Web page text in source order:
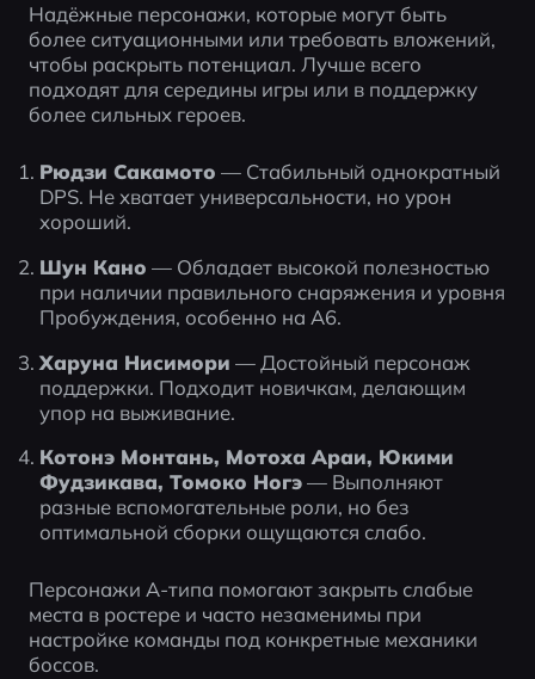
Надёжные персонажи, которые могут быть
более ситуационными или требовать вложений,
чтобы раскрыть потенциал. Лучше всего
подходят для середины игры или в поддержку
более сильных героев.
Рюдзи Сакамото — Стабильный однократный
DPS. Не хватает универсальности, но урон
хороший.
Шун Кано — Обладает высокой полезностью
при наличии правильного снаряжения и уровня
Пробуждения, особенно на A6.
Харуна Нисимори — Достойный персонаж
поддержки. Подходит новичкам, делающим
упор на выживание.
Котонэ Монтань, Мотоха Араи, Юкими
Фудзикава, Томоко Ногэ — Выполняют
разные вспомогательные роли, но без
оптимальной сборки ощущаются слабо.
Персонажи A-типа помогают закрыть слабые
места в ростере и часто незаменимы при
настройке команды под конкретные механики
боссов.